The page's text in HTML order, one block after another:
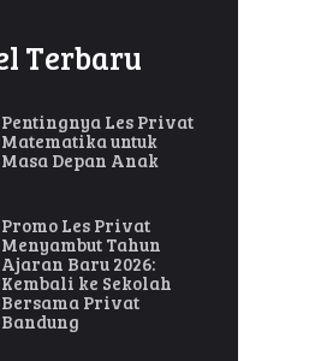
Terbaru
Pentingnya Les Privat
Matematika untuk
Masa Depan Anak
Promo Les Privat
Menyambut Tahun
Ajaran Baru 2026:
Kembali ke Sekolah
Bersama Privat
Bandung